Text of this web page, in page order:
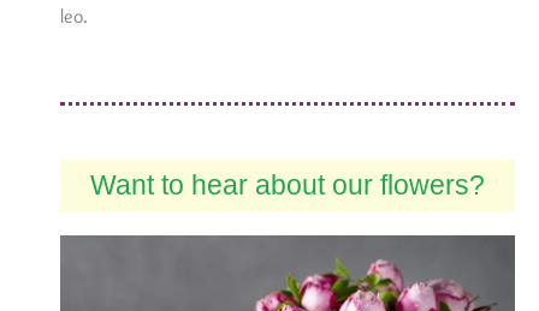
leo.
Want to hear about our flowers?